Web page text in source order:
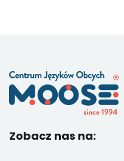
Zobacz nas na: